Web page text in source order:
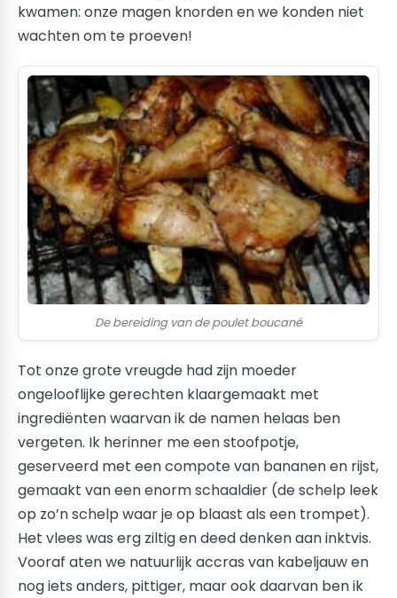
kwamen: onze magen knorden en we konden niet
wachten om te proeven!
De bereiding van de poulet boucané
Tot onze grote vreugde had zijn moeder
ongelooflijke gerechten klaargemaakt met
ingrediënten waarvan ik de namen helaas ben
vergeten. Ik herinner me een stoofpotje,
geserveerd met een compote van bananen en rijst,
gemaakt van een enorm schaaldier (de schelp leek
op zo’n schelp waar je op blaast als een trompet).
Het vlees was erg ziltig en deed denken aan inktvis.
Vooraf aten we natuurlijk accras van kabeljauw en
nog iets anders, pittiger, maar ook daarvan ben ik